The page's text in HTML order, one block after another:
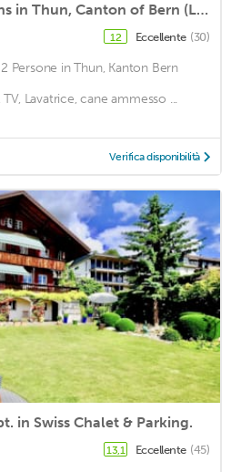
Apartment for 2 persons in Thun, Canton of Bern (Lake Thun)<BR>1 bedroom, 1 bathroom, TV, washing mam2
12 Eccellente (30)
Persone in Thun, Kanton Bern
Lavatrice, cane ammesso ...
Verifica disponibilità
in Swiss Chalet & Parking.
13,1 Eccellente (45)